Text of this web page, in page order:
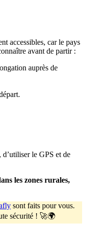
accessibles, car le pays
avant de partir :
auprès de
le GPS et de
les zones rurales,
sont faits pour vous.
sécurité ! 🚀🌍